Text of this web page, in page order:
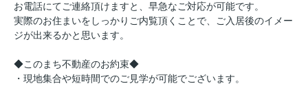
お電話にてご連絡頂けますと、早急なご対応が可能です。
実際のお住まいをしっかりご内覧頂くことで、ご入居後のイメー
ジが出来るかと思います。
◆このまち不動産のお約束◆
・現地集合や短時間でのご見学が可能でございます。